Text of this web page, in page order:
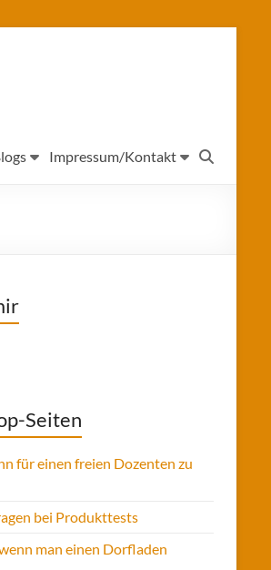
Impressum/Kontakt
Seiten
für einen freien Dozenten zu
bei Produkttests
man einen Dorfladen